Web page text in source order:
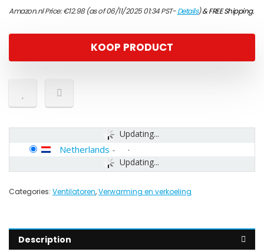
Amazon.nl Price:€12.98(as of 06/11/2025 01:34 PST-Details)&FREE Shipping.
KOOP PRODUCT
Updating...
Updating...
Netherlands -
Categories: Ventilatoren,Verwarming en verkoeling
Description